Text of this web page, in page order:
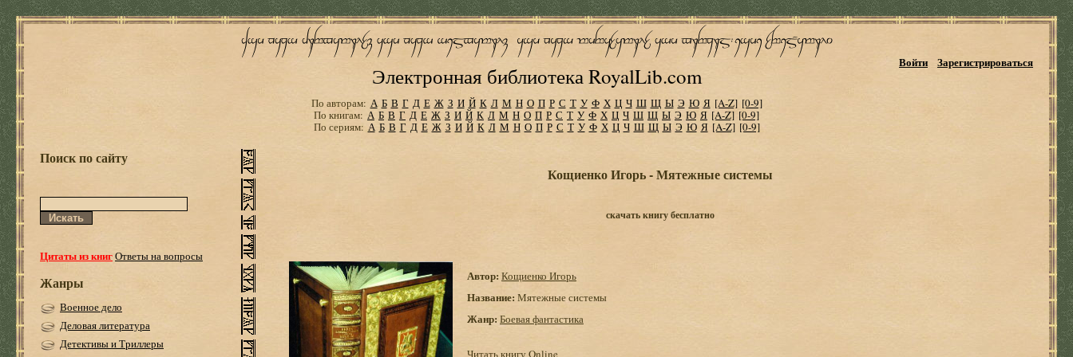
Электронная библиотека RoyalLib.com
Войти Зарегистрироваться
По авторам: А Б В Г Д Е Ж З И Й К Л М Н О П Р С Т У Ф Х Ц Ч Ш Щ Ы Э Ю Я [A-Z] [0-9]
По книгам: А Б В Г Д Е Ж З И Й К Л М Н О П Р С Т У Ф Х Ц Ч Ш Щ Ы Э Ю Я [A-Z] [0-9]
По сериям: А Б В Г Д Е Ж З И Й К Л М Н О П Р С Т У Ф Х Ц Ч Ш Щ Ы Э Ю Я [A-Z] [0-9]
Поиск по сайту
Цитаты из книгОтветы на вопросы
Жанры
Военное дело
Деловая литература
Детективы и Триллеры
Кощиенко Игорь - Мятежные системы
скачать книгу бесплатно
Автор: Кощиенко Игорь
Название: Мятежные системы
Жанр: Боевая фантастика
Читать книгу Online